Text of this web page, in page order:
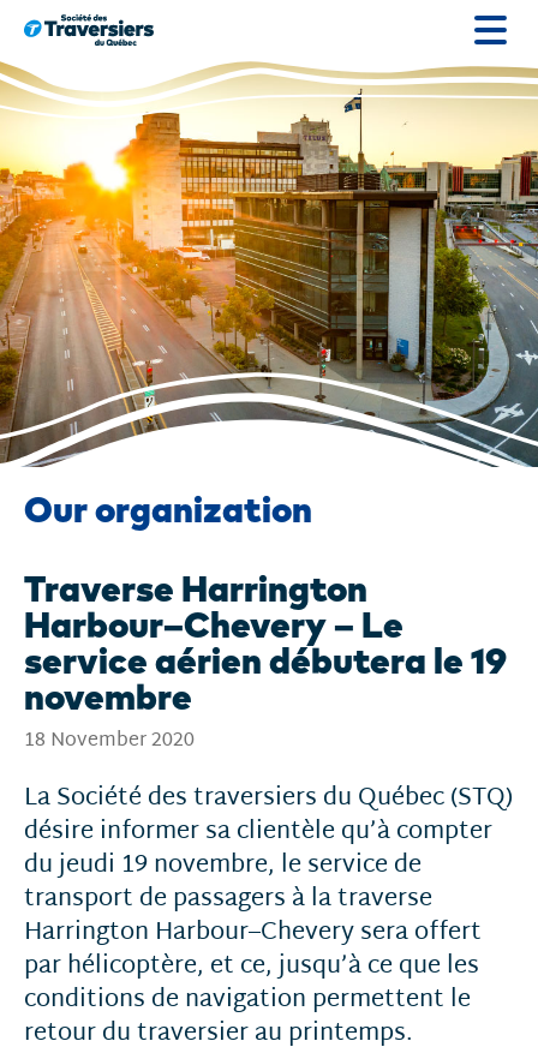
to
content
Our organization
Traverse Harrington
Harbour–Chevery – Le
service aérien débutera le 19
novembre
18 November 2020
La Société des traversiers du Québec (STQ)
désire informer sa clientèle qu’à compter
du jeudi 19 novembre, le service de
transport de passagers à la traverse
Harrington Harbour–Chevery sera offert
par hélicoptère, et ce, jusqu’à ce que les
conditions de navigation permettent le
retour du traversier au printemps.